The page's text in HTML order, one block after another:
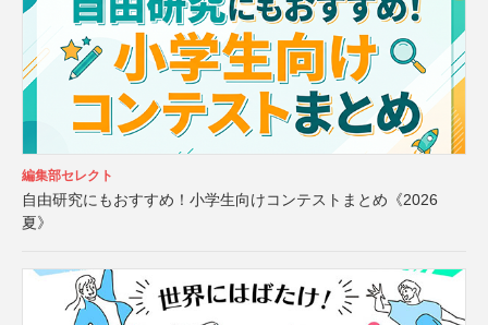
編集部セレクト
自由研究にもおすすめ！小学生向けコンテストまとめ《2026
夏》